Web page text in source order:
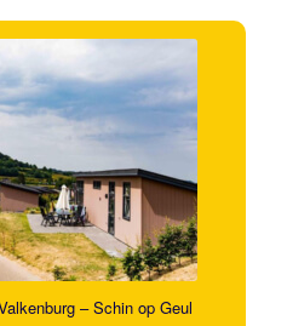
– Schin op Geul